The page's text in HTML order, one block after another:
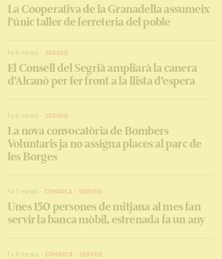
La Cooperativa de la Granadella assumeix
l’únic taller de ferreteria del poble
Fa 6 mesos - SERVEIS
El Consell del Segrià ampliarà la canera
d’Alcanó per fer front a la llista d’espera
Fa 6 mesos - SERVEIS
La nova convocatòria de Bombers
Voluntaris ja no assigna places al parc de
les Borges
Fa 7 mesos - COMARCA - SERVEIS
Unes 150 persones de mitjana al mes fan
servir la banca mòbil, estrenada fa un any
Fa 8 mesos - COMARCA - SERVEIS